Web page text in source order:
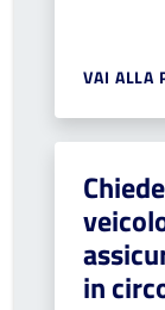
VAI ALLA
in